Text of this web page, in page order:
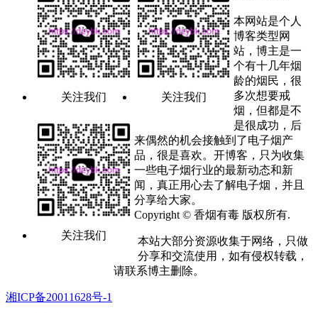
关注我们 关注我们
关注我们
本网站是个人
博客类型网
站，博主是一
个有十几年烟
龄的烟民，很
多次想要戒
烟，但都是不
是很成功，后
来偶然的机会接触到了电子烟产
品，很是喜欢。开博客，只为收集
一些电子烟行业的最新动态和新
闻，真正用心去了解电子烟，并且
分享给大家。
Copyright © 香烟有毒 版权所有.
本站大部分资源收集于网络，只做
分享和交流使用，如有侵权转载，
请联系博主删除。
湘ICP备20011628号-1